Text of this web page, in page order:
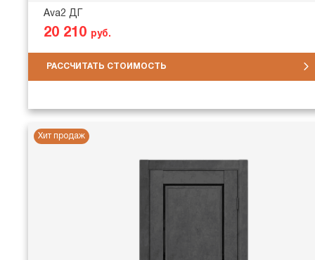
Ava2 ДГ
20 210 руб.
РАССЧИТАТЬ СТОИМОСТЬ
Хит продаж